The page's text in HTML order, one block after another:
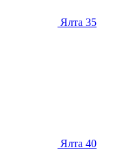
Ялта 35
Ялта 40